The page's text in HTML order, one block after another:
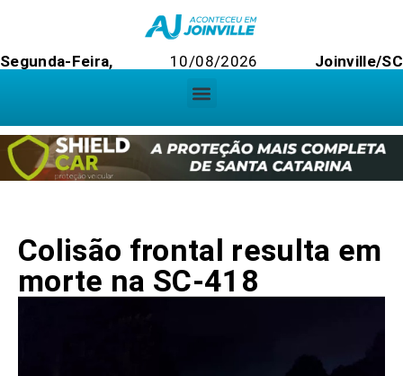
Segunda-Feira, 10/08/2026 Joinville/SC
Colisão frontal resulta em
morte na SC-418